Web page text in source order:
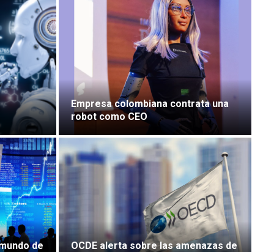
Empresa colombiana contrata una
robot como CEO
de
OCDE alerta sobre las amenazas de